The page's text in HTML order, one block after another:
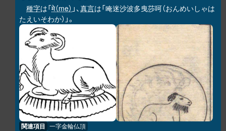
種字は「मे（me） 」、真言は「唵迷沙波多曳莎呵（おんめいしゃは
たえいそわか）」。
関連項目 一字金輪仏頂